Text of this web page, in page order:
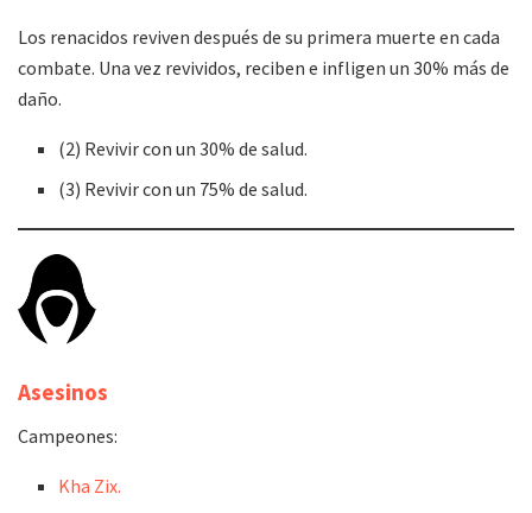
Los renacidos reviven después de su primera muerte en cada
combate. Una vez revividos, reciben e infligen un 30% más de
daño.
(2) Revivir con un 30% de salud.
(3) Revivir con un 75% de salud.
Asesinos
Campeones:
Kha Zix.